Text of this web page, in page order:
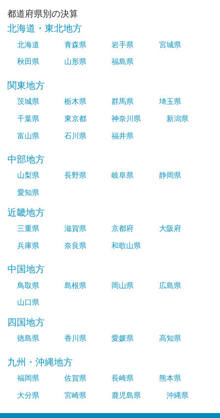
都道府県別の決算
北海道・東北地方
北海道 青森県 岩手県
宮城県
秋田県
山形県 福島県
関東地方
茨城県 栃木県 群馬県
埼玉県
千葉県
東京都 神奈川県
新潟県
富山県
石川県 福井県
中部地方
山梨県 長野県 岐阜県
静岡県
愛知県
近畿地方
三重県 滋賀県 京都府
大阪府
兵庫県
奈良県 和歌山県
中国地方
鳥取県 島根県 岡山県
広島県
山口県
四国地方
徳島県 香川県 愛媛県 高知県
九州・沖縄地方
福岡県 佐賀県 長崎県
熊本県
大分県
宮崎県 鹿児島県 沖縄県